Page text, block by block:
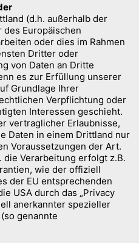
(d.h. außerhalb der
des Europäischen
oder dies im Rahmen
Dritter oder
von Daten an Dritte
es zur Erfüllung unserer
Grundlage Ihrer
Verpflichtung oder
Interessen geschieht.
vertraglicher Erlaubnisse,
Daten in einem Drittland nur
Voraussetzungen der Art.
die Verarbeitung erfolgt z.B.
wie der offiziell
der EU entsprechenden
USA durch das „Privacy
anerkannter spezieller
genannte